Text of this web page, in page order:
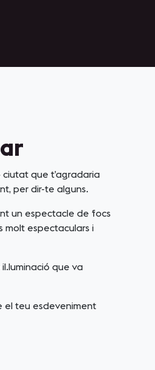
que t’agradaria
per dir-te alguns.
un espectacle de focs
molt espectaculars i
que va
el teu esdeveniment